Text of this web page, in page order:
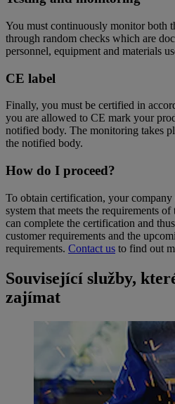
You must continuously monitor both
through random checks which are
personnel, equipment and materials
CE label
Finally, you must be certified in
you are allowed to CE mark your
notified body. The monitoring takes
the notified body.
How do I proceed?
To obtain certification, your
system that meets the requirements
can complete the certification and
customer requirements and the
requirements. Contact us to find out
Související služby,
zajímat